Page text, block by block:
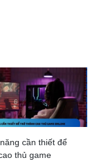
cần thiết để
thủ game